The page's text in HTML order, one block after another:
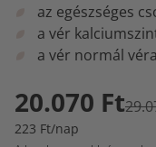
az egészséges
a vér
a vér normál
20.070 Ft
223 Ft/nap